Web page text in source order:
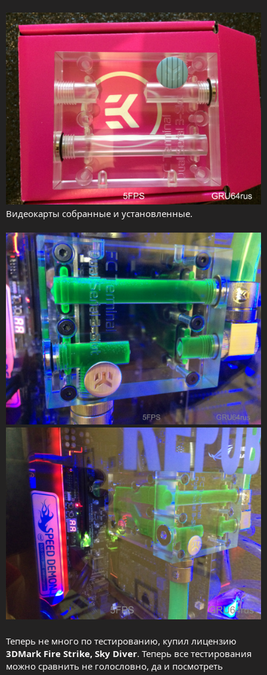
Видеокарты собранные и установленные.
Теперь не много по тестированию, купил лицензию
3DMark Fire Strike, Sky Diver. Теперь все тестирования
можно сравнить не голословно, да и посмотреть